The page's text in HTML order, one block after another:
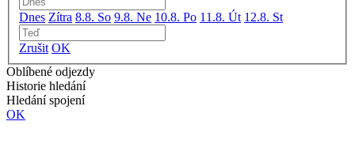
Dnes Zítra 8.8. So 9.8. Ne 10.8. Po 11.8. Út 12.8. St
Zrušit OK
Oblíbené odjezdy
Historie hledání
Hledání spojení
OK